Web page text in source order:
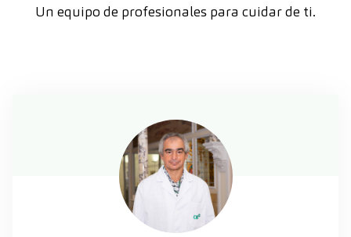
Un equipo de profesionales para cuidar de ti.